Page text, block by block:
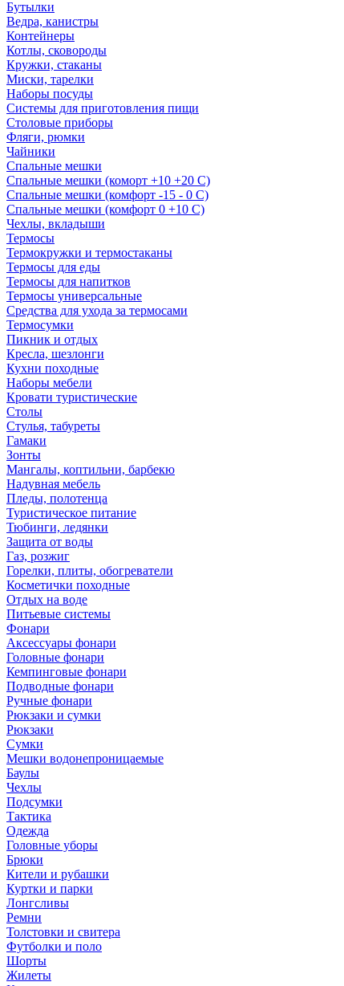
Бутылки
Ведра, канистры
Контейнеры
Котлы, сковороды
Кружки, стаканы
Миски, тарелки
Наборы посуды
Системы для приготовления пищи
Столовые приборы
Фляги, рюмки
Чайники
Спальные мешки
Спальные мешки (коморт +10 +20 С)
Спальные мешки (комфорт -15 - 0 С)
Спальные мешки (комфорт 0 +10 С)
Чехлы, вкладыши
Термосы
Термокружки и термостаканы
Термосы для еды
Термосы для напитков
Термосы универсальные
Средства для ухода за термосами
Термосумки
Пикник и отдых
Кресла, шезлонги
Кухни походные
Наборы мебели
Кровати туристические
Столы
Стулья, табуреты
Гамаки
Зонты
Мангалы, коптильни, барбекю
Надувная мебель
Пледы, полотенца
Туристическое питание
Тюбинги, ледянки
Защита от воды
Газ, розжиг
Горелки, плиты, обогреватели
Косметички походные
Отдых на воде
Питьевые системы
Фонари
Аксессуары фонари
Головные фонари
Кемпинговые фонари
Подводные фонари
Ручные фонари
Рюкзаки и сумки
Рюкзаки
Сумки
Мешки водонепроницаемые
Баулы
Чехлы
Подсумки
Тактика
Одежда
Головные уборы
Брюки
Кители и рубашки
Куртки и парки
Лонгсливы
Ремни
Толстовки и свитера
Футболки и поло
Шорты
Жилеты